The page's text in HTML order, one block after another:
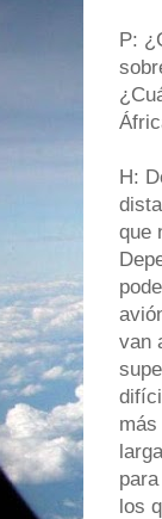
P:
H:
que
van
los